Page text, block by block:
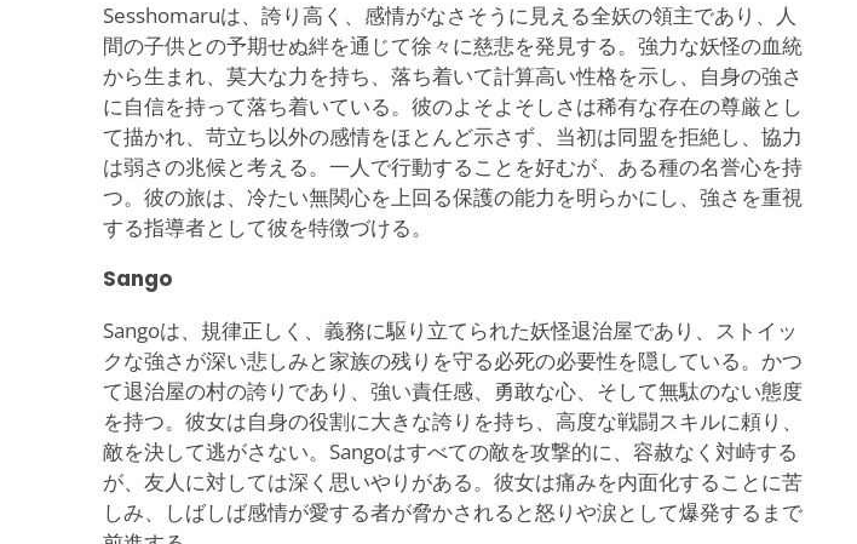
Sesshomaruは、誇り高く、感情がなさそうに見える全妖の領主であり、人
間の子供との予期せぬ絆を通じて徐々に慈悲を発見する。強力な妖怪の血統
から生まれ、莫大な力を持ち、落ち着いて計算高い性格を示し、自身の強さ
に自信を持って落ち着いている。彼のよそよそしさは稀有な存在の尊厳とし
て描かれ、苛立ち以外の感情をほとんど示さず、当初は同盟を拒絶し、協力
は弱さの兆候と考える。一人で行動することを好むが、ある種の名誉心を持
つ。彼の旅は、冷たい無関心を上回る保護の能力を明らかにし、強さを重視
する指導者として彼を特徴づける。
Sango
Sangoは、規律正しく、義務に駆り立てられた妖怪退治屋であり、ストイッ
クな強さが深い悲しみと家族の残りを守る必死の必要性を隠している。かつ
て退治屋の村の誇りであり、強い責任感、勇敢な心、そして無駄のない態度
を持つ。彼女は自身の役割に大きな誇りを持ち、高度な戦闘スキルに頼り、
敵を決して逃がさない。Sangoはすべての敵を攻撃的に、容赦なく対峙する
が、友人に対しては深く思いやりがある。彼女は痛みを内面化することに苦
しみ、しばしば感情が愛する者が脅かされると怒りや涙として爆発するまで